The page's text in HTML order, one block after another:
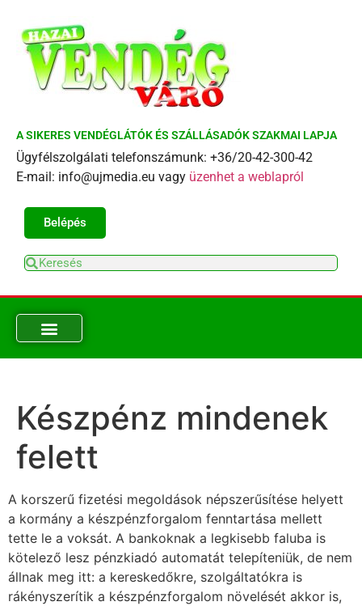
A SIKERES VENDÉGLÁTÓK ÉS SZÁLLÁSADÓK SZAKMAI LAPJA
Ügyfélszolgálati telefonszámunk: +36/20-42-300-42
E-mail: info@ujmedia.eu vagy üzenhet a weblapról
Belépés
Készpénz mindenek
felett
A korszerű fizetési megoldások népszerűsítése helyett
a kormány a készpénzforgalom fenntartása mellett
tette le a voksát. A bankoknak a legkisebb faluba is
kötelező lesz pénzkiadó automatát telepíteniük, de nem
állnak meg itt: a kereskedőkre, szolgáltatókra is
rákényszerítik a készpénzforgalom növelését akkor is,